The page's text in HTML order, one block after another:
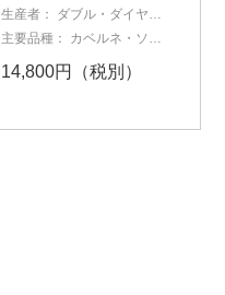
生産者： ダブル・ダイヤモ
ンド
主要品種： カベルネ・ソー
14,800円（税別）